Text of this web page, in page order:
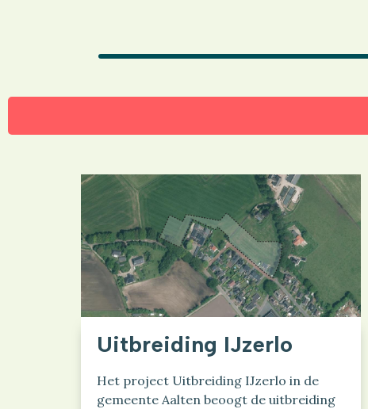
Uitbreiding IJzerlo
​Het project Uitbreiding IJzerlo in de
gemeente Aalten beoogt de uitbreiding